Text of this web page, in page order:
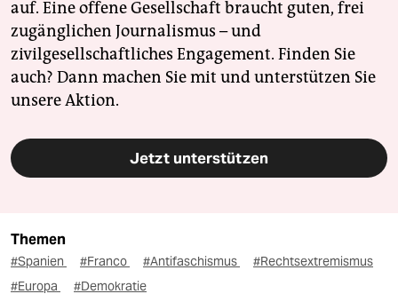
auf. Eine offene Gesellschaft braucht guten, frei
zugänglichen Journalismus – und
zivilgesellschaftliches Engagement. Finden Sie
auch? Dann machen Sie mit und unterstützen Sie
unsere Aktion.
Jetzt unterstützen
Themen
#Spanien #Franco #Antifaschismus
#Rechtsextremismus
#Europa
#Demokratie